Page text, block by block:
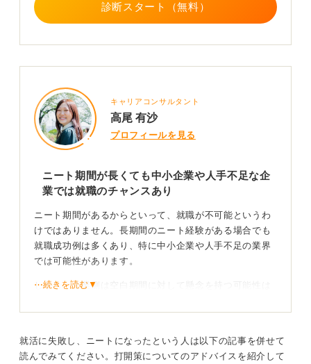
たとえば、飲食店でのアルバイト経験であれば、飲食業
②書類
2つ目は、書類作成についてです。
10年間の間に、1つのアルバイト先で勤続している場合
また、いくつかの職を転々としている場合には、後輩の
指導経験や売り上げに貢献した経験など「指導力」や
「マーケティング力」など、実際の行動に対する内容を
アピールするとよいでしょう。
③面接
その際には、下を向いたり、小声になったりせず、堂々
診断スタート（無料）
キャリアコンサルタント
高尾 有沙
プロフィールを見る
ニート期間が長くても中小企業や人手不足な企
業では就職のチャンスあり
ニート期間があるからといって、就職が不可能というわ
けではありません。長期間のニート経験がある場合でも
就職成功例は多くあり、特に中小企業や人手不足の業界
では可能性があります。
しかし、企業側は空白期間に対して懸念を持つ可能性は
欲をどう示すかが重要になります。
ブランク期間を説明する際は、「ニートになった理由」
や「資格の勉強や趣味などニート期間中に自分なりに取
⋯続きを読む▼
就活に失敗し、ニートになったという人は以下の記事を併せて
読んでみてください。打開策についてのアドバイスを紹介して